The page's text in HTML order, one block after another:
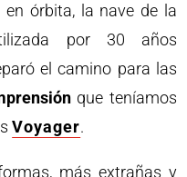
órbita, la nave de la
por 30 años
el camino para las
que teníamos
Voyager.
más extrañas y